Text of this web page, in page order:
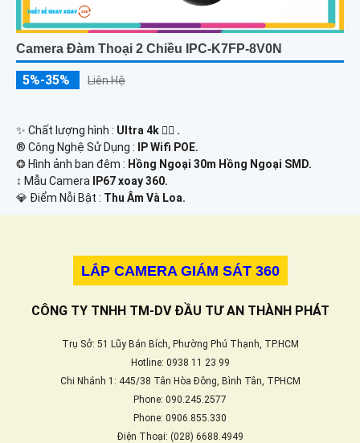
Camera Đàm Thoại 2 Chiều IPC-K7FP-8V0N
5%-35% Liên Hệ
✨ Chất lượng hình : Ultra 4k 👍🏾 .
®️ Công Nghệ Sử Dụng :
IP Wifi POE.
❂ Hình ảnh ban đêm : Hồng Ngoại 30m Hồng Ngoại SMD.
↕️ Mẫu Camera
IP67 xoay 360.
️💎 Điểm Nỗi Bật : Thu Âm Và Loa.
LẮP CAMERA GIÁM SÁT 360
CÔNG TY TNHH TM-DV ĐẦU TƯ AN THÀNH PHÁT
Trụ Sở: 51 Lũy Bán Bích, Phường Phú Thạnh, TP.HCM
Hotline: 0938 11 23 99
Chi Nhánh 1: 445/38 Tân Hòa Đông, Bình Tân, TPHCM
Phone: 090.245.2577
Phone: 0906.855.330
Điện Thoại: (028) 6688.4949